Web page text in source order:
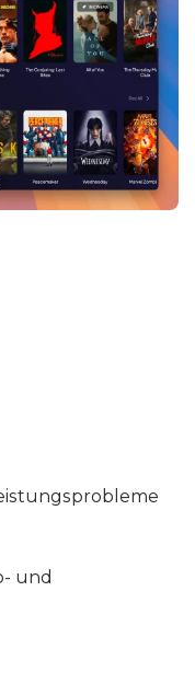
und